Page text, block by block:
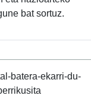
bat sortuz.